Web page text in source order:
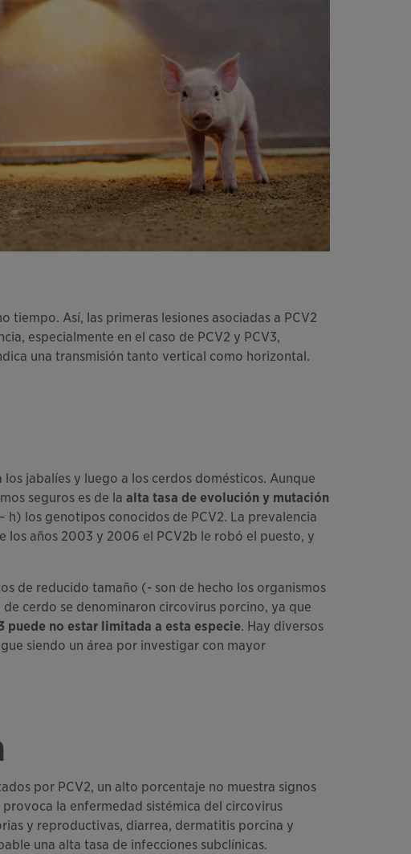
tiempo. Así, las primeras lesiones asociadas a PCV2
especialmente en el caso de PCV2 y PCV3,
una transmisión tanto vertical como horizontal.
jabalíes y luego a los cerdos domésticos. Aunque
seguros es de la alta tasa de evolución y mutación
los genotipos conocidos de PCV2. La prevalencia
los años 2003 y 2006 el PCV2b le robó el puesto, y
de reducido tamaño (- son de hecho los organismos
cerdo se denominaron circovirus porcino, ya que
puede no estar limitada a esta especie. Hay diversos
siendo un área por investigar con mayor
por PCV2, un alto porcentaje no muestra signos
la enfermedad sistémica del circovirus
y reproductivas, diarrea, dermatitis porcina y
una alta tasa de infecciones subclínicas.